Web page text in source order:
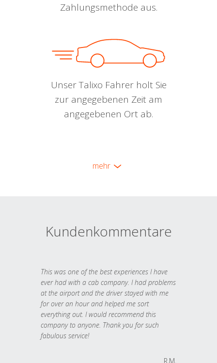
Zahlungsmethode aus.
Unser Talixo Fahrer holt Sie
zur angegebenen Zeit am
angegebenen Ort ab.
mehr
Kundenkommentare
This was one of the best experiences I have
ever had with a cab company. I had problems
at the airport and the driver stayed with me
for over an hour and helped me sort
everything out. I would recommend this
company to anyone. Thank you for such
fabulous service!
R.M.